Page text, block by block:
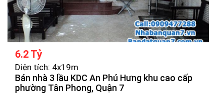
6.2 Tỷ
Diện tích: 4x19m
Bán nhà 3 lầu KDC An Phú Hưng khu cao cấp
phường Tân Phong, Quận 7